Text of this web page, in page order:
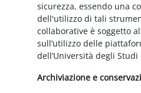
sicurezza, essendo una
dell'utilizzo di tali
collaborative è soggetto
sull’utilizzo delle
dell’Università degli Studi
Archiviazione e